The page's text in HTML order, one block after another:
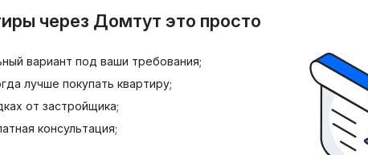
через Домтут это просто
вариант под ваши требования;
лучше покупать квартиру;
от застройщика;
консультация;